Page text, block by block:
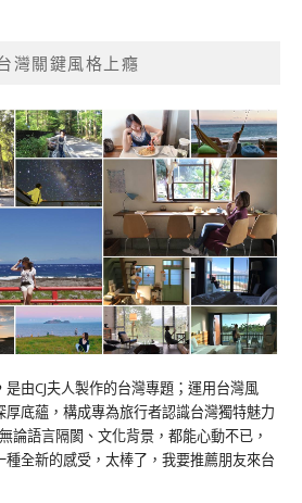
灣關鍵風格上癮
是由CJ夫人製作的台灣專題；運用台灣風
底蘊，構成專為旅行者認識台灣獨特魅力
無論語言隔閡、文化背景，都能心動不已，
全新的感受，太棒了，我要推薦朋友來台